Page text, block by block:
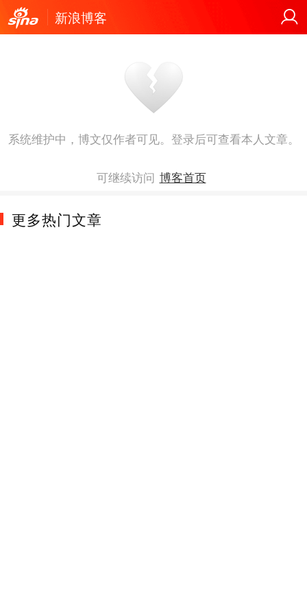
新浪博客
系统维护中，博文仅作者可见。登录后可查看本人文章。
可继续访问 博客首页
更多热门文章